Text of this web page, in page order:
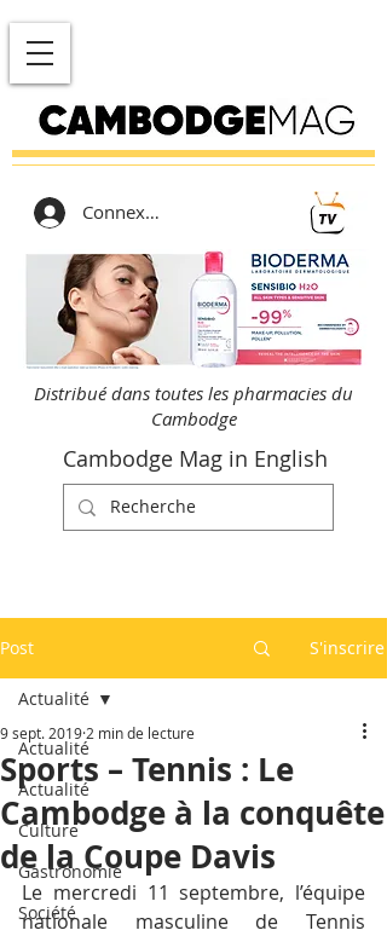
Connexion
Distribué dans toutes les pharmacies du
Cambodge
Cambodge Mag in English
Post S'inscrire
Actualité
Actualité
Culture
Gastronomie
Société
Actualité
Sports – Tennis : Le
Cambodge à la conquête
de la Coupe Davis
9 sept. 2019 2 min de lecture
Le mercredi 11 septembre, l’équipe
nationale masculine de Tennis